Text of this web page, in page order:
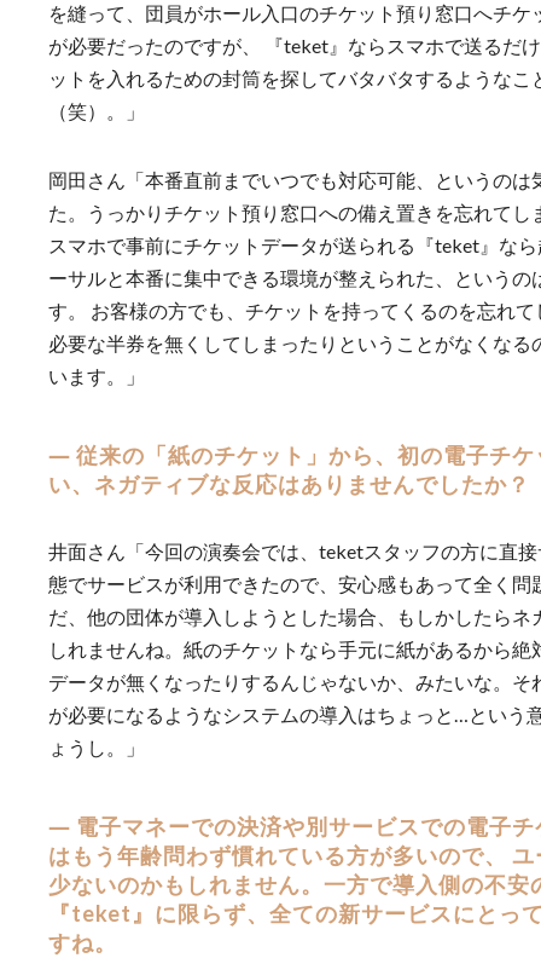
を縫って、団員がホール入口のチケット預り窓口へチ
が必要だったのですが、 『teket』ならスマホで送るだ
ットを入れるための封筒を探してバタバタするようなこ
（笑）。」
岡田さん「本番直前までいつでも対応可能、というのは
た。うっかりチケット預り窓口への備え置きを忘れてし
スマホで事前にチケットデータが送られる『teket』な
ーサルと本番に集中できる環境が整えられた、というの
す。 お客様の方でも、チケットを持ってくるのを忘れ
必要な半券を無くしてしまったりということがなくなる
います。」
― 従来の「紙のチケット」から、初の電子チ
い、ネガティブな反応はありませんでしたか？
井面さん「今回の演奏会では、teketスタッフの方に直
態でサービスが利用できたので、安心感もあって全く問
だ、他の団体が導入しようとした場合、もしかしたらネ
しれませんね。紙のチケットなら手元に紙があるから絶
データが無くなったりするんじゃないか、みたいな。そ
が必要になるようなシステムの導入はちょっと…という
ょうし。」
― 電子マネーでの決済や別サービスでの電子
はもう年齢問わず慣れている方が多いので、
少ないのかもしれません。一方で導入側の不安
『teket』に限らず、全ての新サービスにとっ
すね。